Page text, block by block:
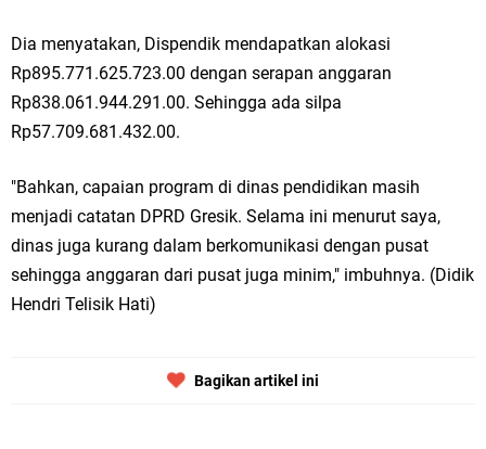
Dia menyatakan, Dispendik mendapatkan alokasi
Rp895.771.625.723.00 dengan serapan anggaran
Rp838.061.944.291.00. Sehingga ada silpa
Rp57.709.681.432.00.
"Bahkan, capaian program di dinas pendidikan masih
menjadi catatan DPRD Gresik. Selama ini menurut saya,
dinas juga kurang dalam berkomunikasi dengan pusat
sehingga anggaran dari pusat juga minim," imbuhnya. (Didik
Hendri Telisik Hati)
Bagikan artikel ini